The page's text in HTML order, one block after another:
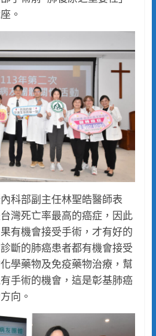
。
科部副主任林聖皓醫師表
灣死亡率最高的癌症，因此
有機會接受手術，才有好的
斷的肺癌患者都有機會接受
學藥物及免疫藥物治療，幫
手術的機會，這是彰基肺癌
向。